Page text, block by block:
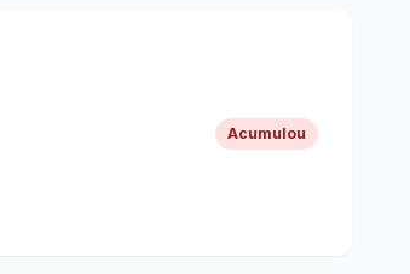
Acumulou